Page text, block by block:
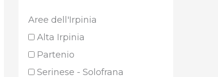
Aree dell'Irpinia
Alta Irpinia
Partenio
Serinese - Solofrana